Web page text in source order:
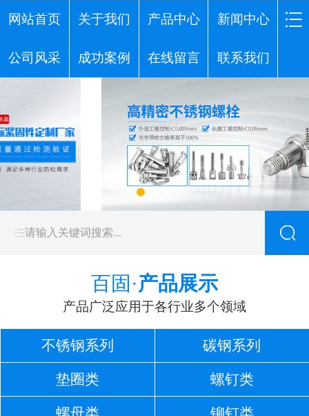
网站首页 关于我们 产品中心 新闻中心
公司风采 成功案例 在线留言 联系我们
百固·产品展示
产品广泛应用于各行业多个领域
不锈钢系列 碳钢系列
垫圈类 螺钉类